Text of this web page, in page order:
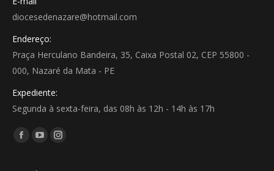
diocesedenazare@hotmail.com
Endereço:
Praça Herculano Bandeira, 35, Caixa Postal 02, CEP 55800 -
000, Nazaré da Mata - PE
Expediente:
Segunda à sexta-feira, das 08h às 12h - 14h às 17h
Encontre-nos em:
Facebook
YouTubeInstagram